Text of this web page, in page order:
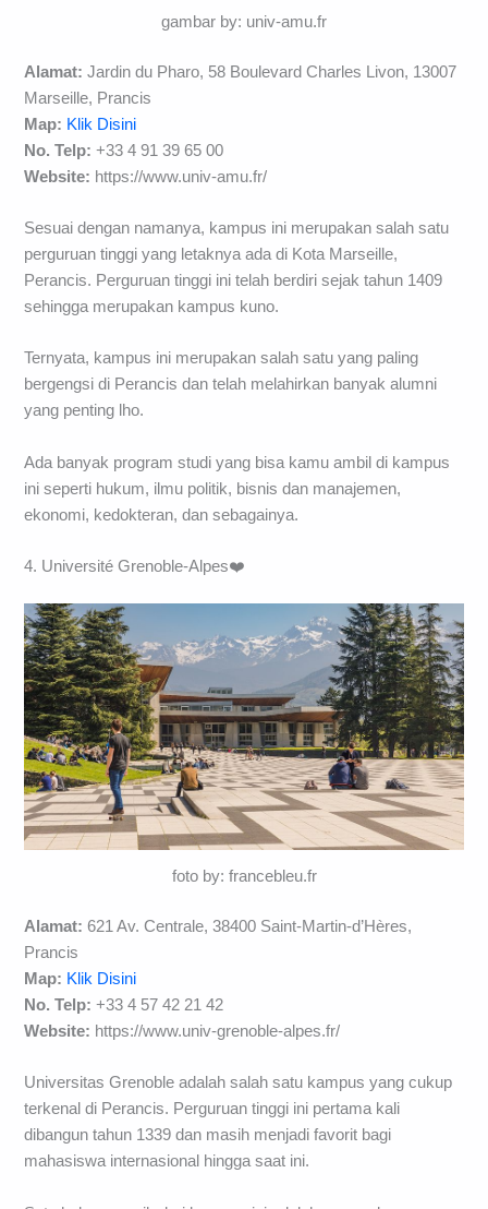
gambar by: univ-amu.fr
Alamat:Jardin du Pharo, 58 Boulevard Charles Livon, 13007
Marseille, Prancis
Map: Klik Disini
No. Telp:+33 4 91 39 65 00
Website: https://www.univ-amu.fr/
Sesuai dengan namanya, kampus ini merupakan salah satu
perguruan tinggi yang letaknya ada di Kota Marseille,
Perancis. Perguruan tinggi ini telah berdiri sejak tahun 1409
sehingga merupakan kampus kuno.
Ternyata, kampus ini merupakan salah satu yang paling
bergengsi di Perancis dan telah melahirkan banyak alumni
yang penting lho.
Ada banyak program studi yang bisa kamu ambil di kampus
ini seperti hukum, ilmu politik, bisnis dan manajemen,
ekonomi, kedokteran, dan sebagainya.
4. Université Grenoble-Alpes❤️
foto by: francebleu.fr
Alamat:621 Av. Centrale, 38400 Saint-Martin-d’Hères,
Prancis
Map: Klik Disini
No. Telp:+33 4 57 42 21 42
Website: https://www.univ-grenoble-alpes.fr/
Universitas Grenoble adalah salah satu kampus yang cukup
terkenal di Perancis. Perguruan tinggi ini pertama kali
dibangun tahun 1339 dan masih menjadi favorit bagi
mahasiswa internasional hingga saat ini.